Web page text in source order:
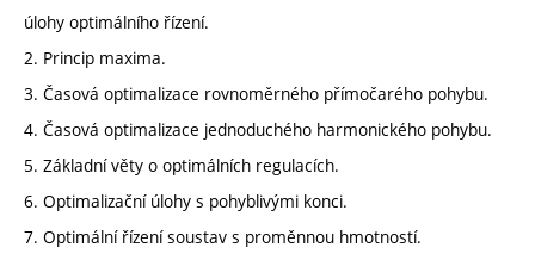
úlohy optimálního řízení.
2. Princip maxima.
3. Časová optimalizace rovnoměrného přímočarého pohybu.
4. Časová optimalizace jednoduchého harmonického pohybu.
5. Základní věty o optimálních regulacích.
6. Optimalizační úlohy s pohyblivými konci.
7. Optimální řízení soustav s proměnnou hmotností.